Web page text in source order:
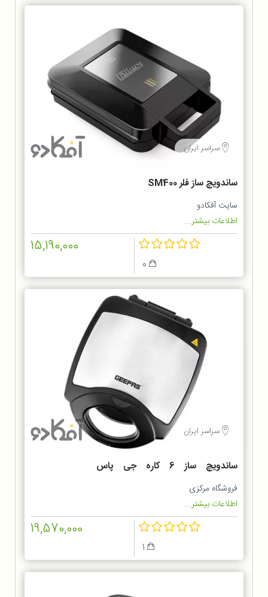
سراسر ایران
ساندویچ ساز فلر SM400
سایت آفکادو
اطلاعات بیشتر...
15,190,000
سراسر ایران
ساندویچ ساز 6 کاره جی پاس
GSM36528
فروشگاه مرکزی
اطلاعات بیشتر...
19,570,000